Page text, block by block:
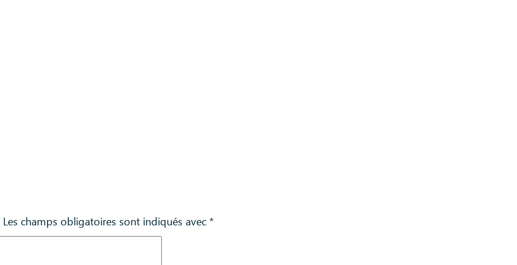
Les champs obligatoires sont indiqués avec*